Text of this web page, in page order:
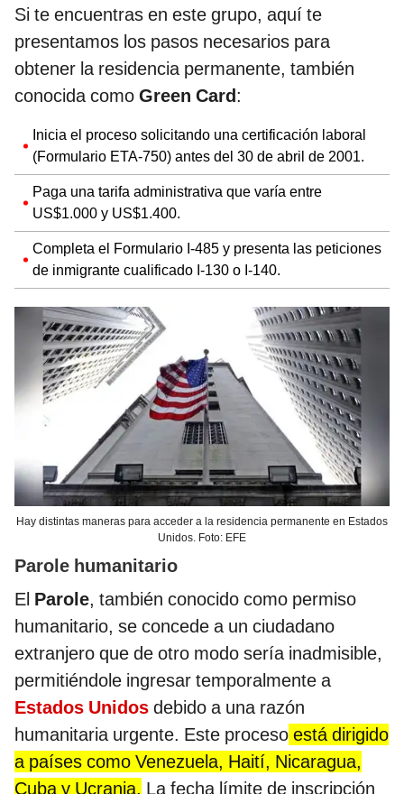
Si te encuentras en este grupo, aquí te
presentamos los pasos necesarios para
obtener la residencia permanente, también
conocida como Green Card:
Inicia el proceso solicitando una certificación laboral
(Formulario ETA-750) antes del 30 de abril de 2001.
Paga una tarifa administrativa que varía entre
US$1.000 y US$1.400.
Completa el Formulario I-485 y presenta las peticiones
de inmigrante cualificado I-130 o I-140.
Hay distintas maneras para acceder a la residencia permanente en Estados
Unidos. Foto: EFE
Parole humanitario
El Parole, también conocido como permiso
humanitario, se concede a un ciudadano
extranjero que de otro modo sería inadmisible,
permitiéndole ingresar temporalmente a
Estados Unidos debido a una razón
humanitaria urgente. Este proceso está dirigido
a países como Venezuela, Haití, Nicaragua,
Cuba y Ucrania. La fecha límite de inscripción